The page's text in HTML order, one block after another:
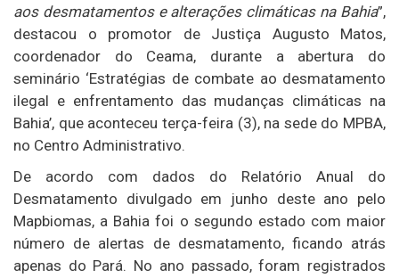
aos desmatamentos e alterações climáticas na Bahia”,
destacou o promotor de Justiça Augusto Matos,
coordenador do Ceama, durante a abertura do
seminário ‘Estratégias de combate ao desmatamento
ilegal e enfrentamento das mudanças climáticas na
Bahia’, que aconteceu terça-feira (3), na sede do MPBA,
no Centro Administrativo.
De acordo com dados do Relatório Anual do
Desmatamento divulgado em junho deste ano pelo
Mapbiomas, a Bahia foi o segundo estado com maior
número de alertas de desmatamento, ficando atrás
apenas do Pará. No ano passado, foram registrados